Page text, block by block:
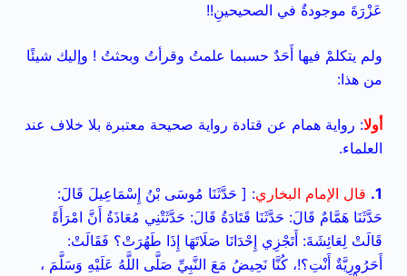
عَزْرَةَ موجودةٌ في الصحيحينِ!!
ولم يتكلمْ فيها أَحَدٌ حسبما علمتُ وقرأتُ وبحثتُ ! وإليك شيئًا
من هذا:
أولا: رواية همام عن قتادة رواية صحيحة معتبرة بلا خلاف عند
العلماء.
1. قال الإمام البخاري: [ حَدَّثَنَا مُوسَى بْنُ إِسْمَاعِيلَ قَالَ:
حَدَّثَنَا هَمَّامٌ قَالَ: حَدَّثَنَا قَتَادَةُ قَالَ: حَدَّثَتْنِي مُعَاذَةُ أَنَّ امْرَأَةً
قَالَتْ لِعَائِشَةَ: أَتَجْزِي إِحْدَانَا صَلَاتَهَا إِذَا طَهُرَتْ؟ فَقَالَتْ:
أَحَرُورِيَّةٌ أَنْتِ؟!، كُنَّا نَحِيضُ مَعَ النَّبِيِّ صَلَّى اللَّهُ عَلَيْهِ وَسَلَّمَ ،